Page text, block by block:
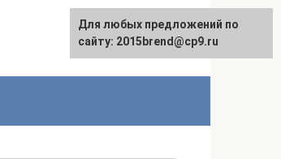
Для любых предложений по
сайту: 2015brend@cp9.ru